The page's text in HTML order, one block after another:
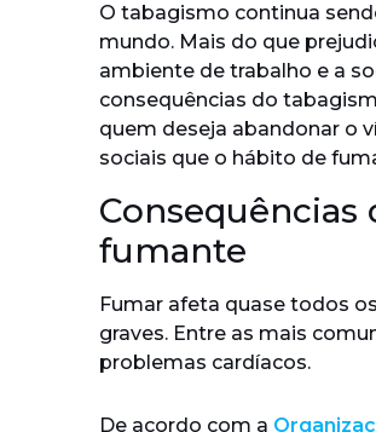
O tabagismo continua
mundo. Mais do que
ambiente de trabalho e a
consequências do
quem deseja abandonar o
sociais que o hábito de
Consequências
fumante
Fumar afeta quase todos
graves. Entre as mais
problemas cardíacos.
De acordo com a